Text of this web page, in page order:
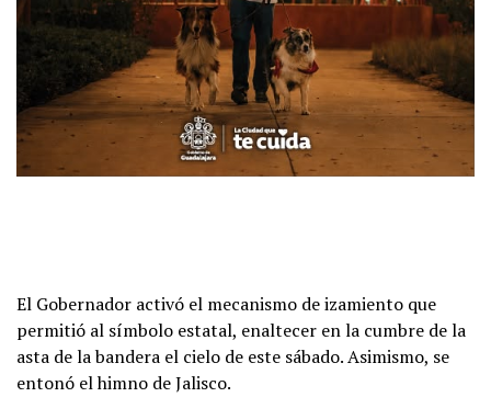
El Gobernador activó el mecanismo de izamiento que
permitió al símbolo estatal, enaltecer en la cumbre de la
asta de la bandera el cielo de este sábado. Asimismo, se
entonó el himno de Jalisco.